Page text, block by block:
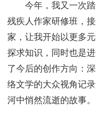
今年，我又一次
残疾人作家研修班，
家，让我开始以更多
探求知识，同时也是
了今后的创作方向：
络文学的大众视角记
河中悄然流逝的故事。